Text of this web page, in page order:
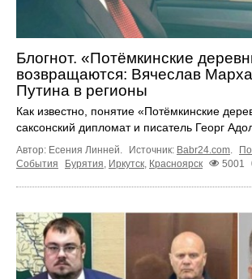
Блогнот. «Потёмкинские
возвращаются: Вячеслав
Путина в регионы
Как известно, понятие «Потёмкинские
саксонский дипломат и писатель Георг
Автор: Есения Линней. Источник: Babr24.com.
События
Бурятия, Иркутск, Красноярск 5001